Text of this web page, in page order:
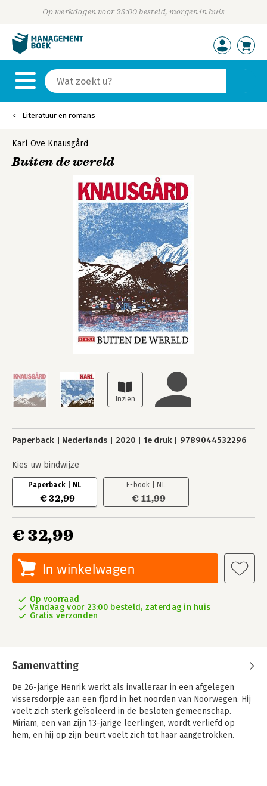
Op werkdagen voor 23:00 besteld, morgen in huis
Literatuur en romans
Karl Ove Knausgård
Buiten de wereld
Paperback Nederlands 2020 1e druk 9789044532296
Kies uw bindwijze
Paperback | NL
€ 32,99
E-book | NL
€ 11,99
€ 32,99
In winkelwagen
Op voorraad
Vandaag voor 23:00 besteld, zaterdag in huis
Gratis verzonden
Samenvatting
De 26-jarige Henrik werkt als invalleraar in een afgelegen
vissersdorpje aan een fjord in het noorden van Noorwegen. Hij
voelt zich sterk geïsoleerd in de besloten gemeenschap.
Miriam, een van zijn 13-jarige leerlingen, wordt verliefd op
hem, en hij op zijn beurt voelt zich tot haar aangetrokken.